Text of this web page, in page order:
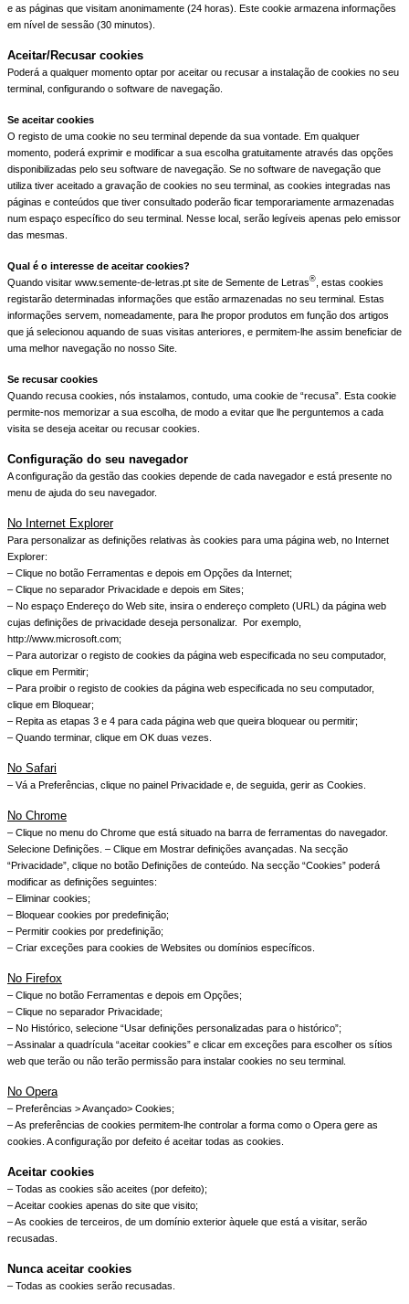
e as páginas que visitam anonimamente (24 horas). Este cookie armazena informações
em nível de sessão (30 minutos).
Aceitar/Recusar cookies
Poderá a qualquer momento optar por aceitar ou recusar a instalação de cookies no seu
terminal, configurando o software de navegação.
Se aceitar cookies
O registo de uma cookie no seu terminal depende da sua vontade. Em qualquer
momento, poderá exprimir e modificar a sua escolha gratuitamente através das opções
disponibilizadas pelo seu software de navegação. Se no software de navegação que
utiliza tiver aceitado a gravação de cookies no seu terminal, as cookies integradas nas
páginas e conteúdos que tiver consultado poderão ficar temporariamente armazenadas
num espaço específico do seu terminal. Nesse local, serão legíveis apenas pelo emissor
das mesmas.
Qual é o interesse de aceitar cookies?
Quando visitar www.semente-de-letras.pt site de Semente de Letras® , estas cookies
registarão determinadas informações que estão armazenadas no seu terminal. Estas
informações servem, nomeadamente, para lhe propor produtos em função dos artigos
que já selecionou aquando de suas visitas anteriores, e permitem-lhe assim beneficiar de
uma melhor navegação no nosso Site.
Se recusar cookies
Quando recusa cookies, nós instalamos, contudo, uma cookie de “recusa”. Esta cookie
permite-nos memorizar a sua escolha, de modo a evitar que lhe perguntemos a cada
visita se deseja aceitar ou recusar cookies.
Configuração do seu navegador
A configuração da gestão das cookies depende de cada navegador e está presente no
menu de ajuda do seu navegador.
No Internet Explorer
Para personalizar as definições relativas às cookies para uma página web, no Internet
Explorer:
– Clique no botão Ferramentas e depois em Opções da Internet;
– Clique no separador Privacidade e depois em Sites;
– No espaço Endereço do Web site, insira o endereço completo (URL) da página web
cujas definições de privacidade deseja personalizar. Por exemplo,
http://www.microsoft.com;
– Para autorizar o registo de cookies da página web especificada no seu computador,
clique em Permitir;
– Para proibir o registo de cookies da página web especificada no seu computador,
clique em Bloquear;
– Repita as etapas 3 e 4 para cada página web que queira bloquear ou permitir;
– Quando terminar, clique em OK duas vezes.
No Safari
– Vá a Preferências, clique no painel Privacidade e, de seguida, gerir as Cookies.
No Chrome
– Clique no menu do Chrome que está situado na barra de ferramentas do navegador.
Selecione Definições. – Clique em Mostrar definições avançadas. Na secção
“Privacidade”, clique no botão Definições de conteúdo. Na secção “Cookies” poderá
modificar as definições seguintes:
– Eliminar cookies;
– Bloquear cookies por predefinição;
– Permitir cookies por predefinição;
– Criar exceções para cookies de Websites ou domínios específicos.
No Firefox
– Clique no botão Ferramentas e depois em Opções;
– Clique no separador Privacidade;
– No Histórico, selecione “Usar definições personalizadas para o histórico”;
– Assinalar a quadrícula “aceitar cookies” e clicar em exceções para escolher os sítios
web que terão ou não terão permissão para instalar cookies no seu terminal.
No Opera
– Preferências > Avançado> Cookies;
– As preferências de cookies permitem-lhe controlar a forma como o Opera gere as
cookies. A configuração por defeito é aceitar todas as cookies.
Aceitar cookies
– Todas as cookies são aceites (por defeito);
– Aceitar cookies apenas do site que visito;
– As cookies de terceiros, de um domínio exterior àquele que está a visitar, serão
recusadas.
Nunca aceitar cookies
– Todas as cookies serão recusadas.